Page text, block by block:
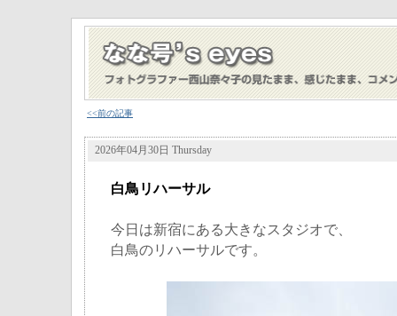
<<前の記事
2026年04月30日 Thursday
白鳥リハーサル
今日は新宿にある大きなスタジオで、
白鳥のリハーサルです。